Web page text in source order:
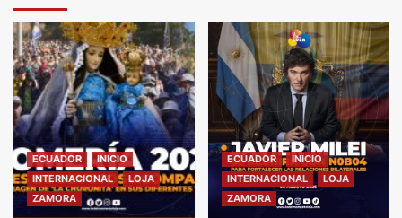
ECUADOR
INICIO
INTERNACIONAL
LOJA
ZAMORA
ECUADOR
INICIO
INTERNACIONAL
LOJA
ZAMORA